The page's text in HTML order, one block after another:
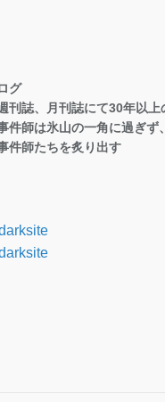
グ
刊誌、月刊誌にて30年以上
件師は氷山の一角に過ぎず
件師たちを炙り出す